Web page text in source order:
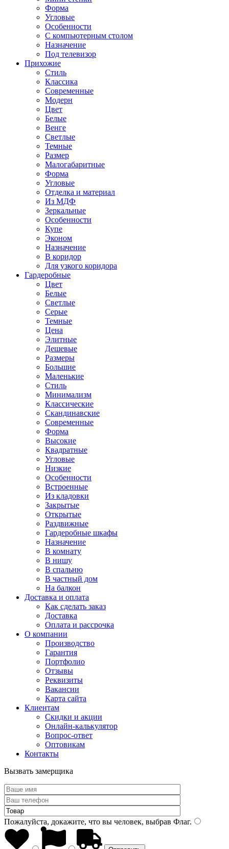
Форма
Угловые
Особенности
С компьютерным столом
Назначение
Под телевизор
Прихожие
Стиль
Классика
Современные
Модерн
Цвет
Белые
Венге
Светлые
Темные
Размер
Малогабаритные
Форма
Угловые
Отделка и материал
Из МДФ
Зеркальные
Особенности
Купе
Эконом
Назначение
В коридор
Для узкого коридора
Гардеробные
Цвет
Белые
Светлые
Серые
Темные
Цена
Элитные
Дешевые
Размеры
Большие
Маленькие
Стиль
Минимализм
Классические
Скандинавские
Современные
Форма
Высокие
Квадратные
Угловые
Низкие
Особенности
Встроенные
Из кладовки
Закрытые
Открытые
Раздвижные
Гардеробные шкафы
Назначение
В комнату
В нишу
В спальню
В частный дом
На балкон
Доставка и оплата
Как сделать заказ
Доставка
Оплата и рассрочка
О компании
Производство
Гарантия
Портфолио
Отзывы
Реквизиты
Вакансии
Карта сайта
Клиентам
Скидки и акции
Онлайн-калькулятор
Вопрос-ответ
Оптовикам
Контакты
Вызвать замерщика
Пожалуйста, докажите, что вы человек, выбрав Флаг.